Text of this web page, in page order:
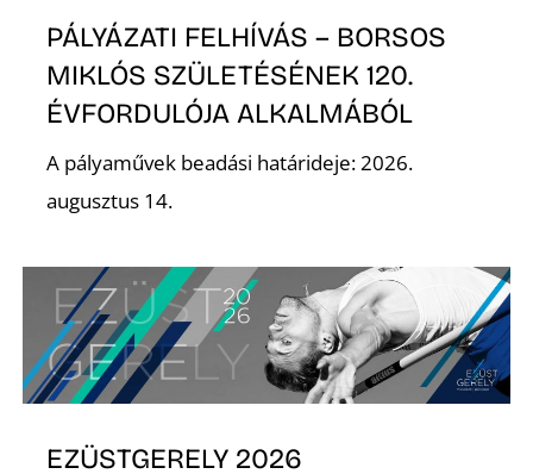
PÁLYÁZATI FELHÍVÁS – BORSOS
MIKLÓS SZÜLETÉSÉNEK 120.
ÉVFORDULÓJA ALKALMÁBÓL
A pályaművek beadási határideje: 2026.
augusztus 14.
EZÜSTGERELY 2026